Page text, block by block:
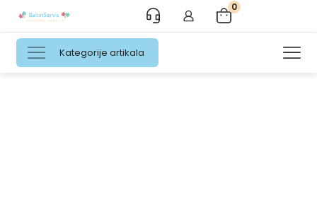
0
Kategorije artikala